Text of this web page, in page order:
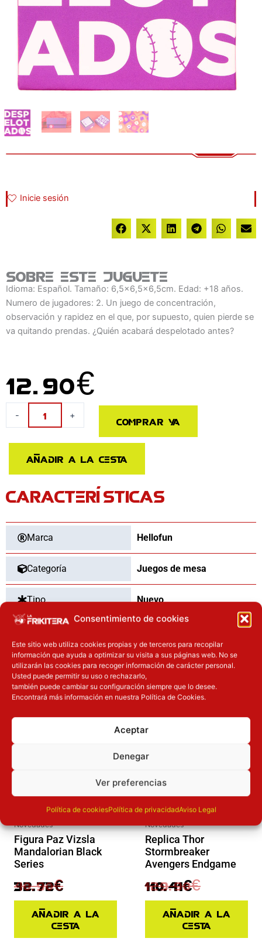
Consentimiento de cookies
Este sitio web utiliza cookies propias y de terceros para recopilar
información que ayuda a optimizar su visita a sus páginas web. No se
utilizarán las cookies para recoger información de carácter personal.
Usted puede permitir su uso o rechazarlo,
también puede cambiar su configuración siempre que lo desee.
Encontrará más información en nuestra Política de Cookies.
Aceptar
Denegar
Ver preferencias
Política de cookiesPolítica de privacidadAviso Legal
Inicie sesión
Sobre este juguete
Idioma: Español. Tamaño: 6,5x6,5x6,5cm. Edad: +18 años.
Numero de jugadores: 2. Un juego de concentración,
observación y rapidez en el que, por supuesto, quien pierde se
va quitando prendas. ¿Quién acabará despelotado antes?
12.90€
-
Despelotados
cantidad
+ Comprar ya
Añadir a la cesta
CARACTERÍSTICAS
Marca Hellofun
Categoría Juegos de mesa
Tipo Nuevo
OTROS PRODUCTOS QUE TE
PUEDEN INTERESAR
Inicie sesión
Novedades
Figura Paz Vizsla
Mandalorian Black
Series
40.90€
El precio original era: 40.90€.
32.72€
El precio actual es: 32.72€.
Añadir a la
cesta
Inicie sesión
Novedades
Replica Thor
Stormbreaker
Avengers Endgame
129.90€
El precio original era: 129.90€.
110.41€
El precio actual es: 110.41€.
Añadir a la
cesta